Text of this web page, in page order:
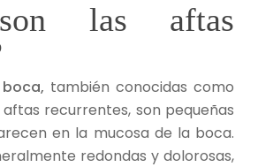
las aftas
también conocidas como
recurrentes, son pequeñas
en la mucosa de la boca.
redondas y dolorosas,